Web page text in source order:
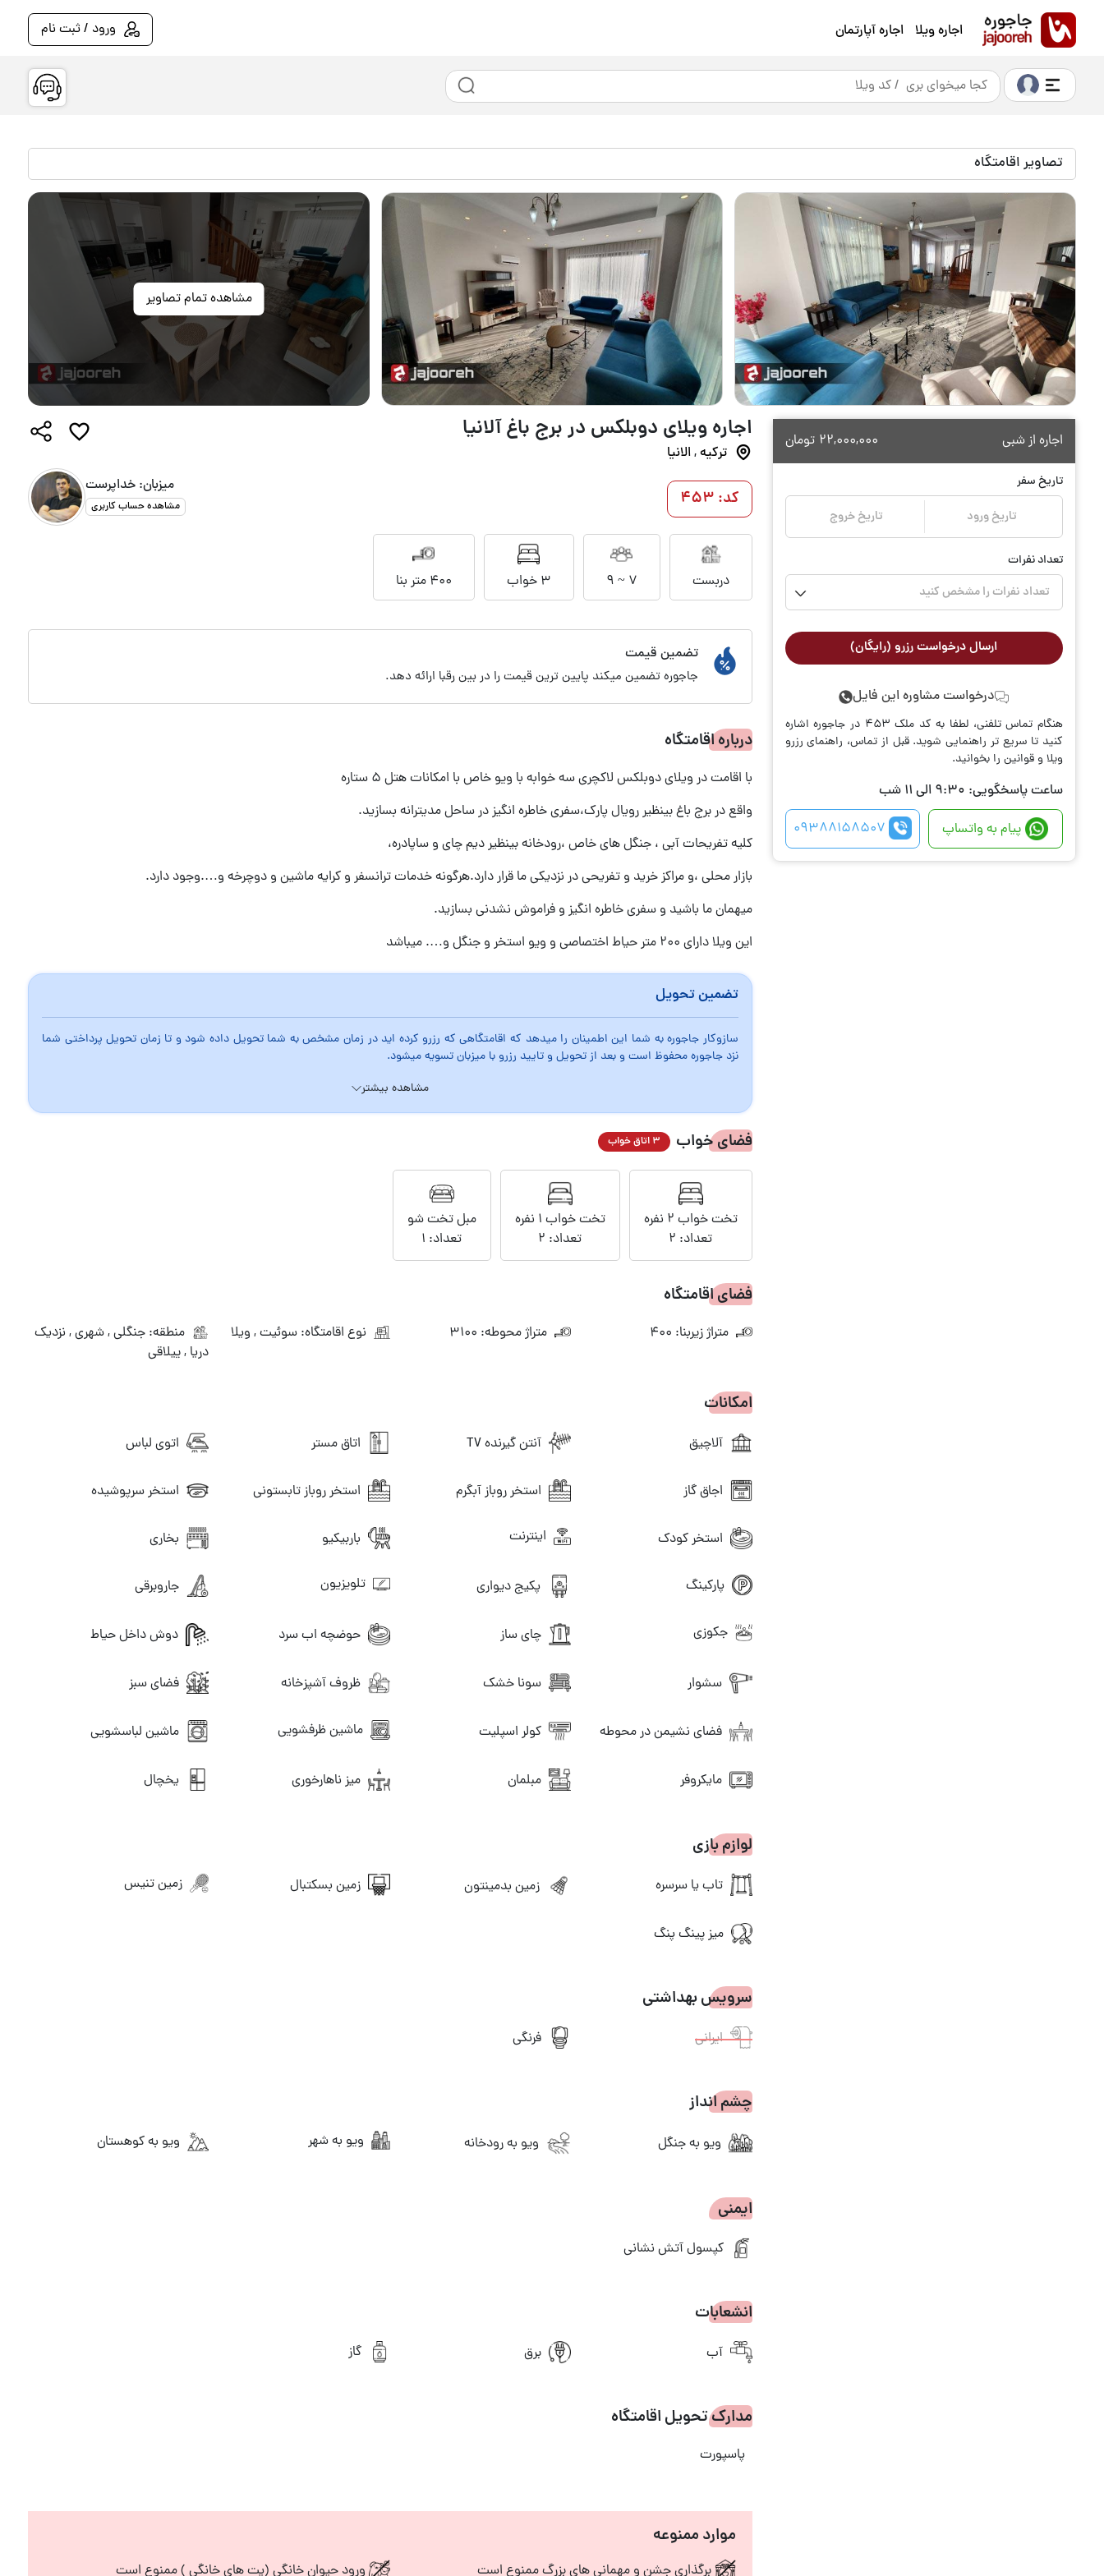
اجاره ویلا اجاره آپارتمان ورود / ثبت نام
تصاویر اقامتگاه
مشاهده تمام تصاویر
اجاره از شبی تومان 22,000,000
تاریخ سفر
تاریخ ورود تاریخ خروج
تعداد نفرات
تعداد نفرات را مشخص کنید
ارسال درخواست رزرو (رایگان)
درخواست مشاوره این فایل
هنگام تماس تلفنی، لطفا به کد ملک 453 در جاجوره اشاره
کنید تا سریع تر راهنمایی شوید. قبل از تماس، راهنمای رزرو
ویلا و قوانین را بخوانید.
ساعت پاسخگویی: 9:30 الی 11 شب
پیام به واتساپ
اجاره ویلای دوبلکس در برج باغ آلانیا
ترکیه,الانیا
کد: 453
میزبان: خداپرست
مشاهده حساب کاربری
دربست 7 ~ 9 3 خواب 400 متر بنا
تضمین قیمت
جاجوره تضمین میکند پایین ترین قیمت را در بین رقبا ارائه دهد.
درباره اقامتگاه
با اقامت در ویلای دوبلکس لاکچری سه خوابه با ویو خاص با امکانات هتل 5 ستاره
واقع در برج باغ بینظیر رویال پارک،سفری خاطره انگیز در ساحل مدیترانه بسازید.
کلیه تفریحات آبی ، جنگل های خاص ،رودخانه بینظیر دیم چای و ساپادره،
بازار محلی ،و مراکز خرید و تفریحی در نزدیکی ما قرار دارد.هرگونه خدمات ترانسفر و کرایه ماشین و دوچرخه و….وجود دارد.
میهمان ما باشید و سفری خاطره انگیز و فراموش نشدنی بسازید.
این ویلا دارای 200 متر حیاط اختصاصی و ویو استخر و جنگل و…. میباشد
تضمین تحویل
سازوکار جاجوره به شما این اطمینان را میدهد که اقامتگاهی که رزرو کرده اید در زمان مشخص به شما تحویل داده شود و تا زمان تحویل پرداختی شما
نزد جاجوره محفوظ است و بعد از تحویل و تایید رزرو با میزبان تسویه میشود.
مشاهده بیشتر
فضای خواب 3 اتاق خواب
تخت خواب 2 نفره
تعداد: 2
تخت خواب 1 نفره
تعداد: 2
مبل تخت شو
تعداد: 1
فضای اقامتگاه
متراژ زیربنا: 400 متراژ محوطه: 3100 نوع اقامتگاه: سوئیت , ویلا
منطقه: جنگلی , شهری , نزدیک
دریا , ییلاقی
امکانات
آلاچیق آنتن گیرنده TV اتاق مستر اتوی لباس
اجاق گاز استخر روباز آبگرم استخر روباز تابستونی استخر سرپوشیده
استخر کودک اینترنت باربیکیو بخاری
پارکینگ پکیج دیواری تلویزیون جاروبرقی
جکوزی چای ساز حوضچه اب سرد دوش داخل حیاط
سشوار سونا خشک ظروف آشپزخانه فضای سبز
فضای نشیمن در محوطه کولر اسپلیت ماشین ظرفشویی ماشین لباسشویی
مایکروفر مبلمان میز ناهارخوری یخچال
لوازم بازی
تاب یا سرسره زمین بدمینتون زمین بسکتبال زمین تنیس
میز پینگ پنگ
سرویس بهداشتی
ایرانی فرنگی
چشم انداز
ویو به جنگل ویو به رودخانه ویو به شهر ویو به کوهستان
ایمنی
کپسول آتش نشانی
انشعابات
آب برق گاز
مدارک تحویل اقامتگاه
پاسپورت
موارد ممنوعه
برگذاری جشن و مهمانی های بزرگ ممنوع است ورود حیوان خانگی (پت های خانگی ) ممنوع است